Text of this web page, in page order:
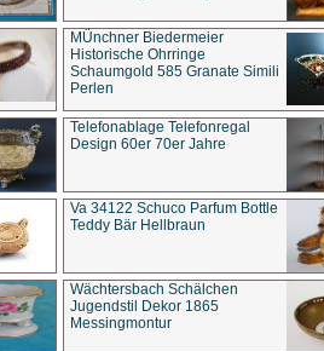
MÜnchner Biedermeier
Historische Ohrringe
Schaumgold 585 Granate Simili
Perlen
Telefonablage Telefonregal
Design 60er 70er Jahre
Va 34122 Schuco Parfum Bottle
Teddy Bär Hellbraun
Wächtersbach Schälchen
Jugendstil Dekor 1865
Messingmontur